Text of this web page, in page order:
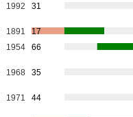
1992 31
1891
17
1954 66
1968 35
1971 44